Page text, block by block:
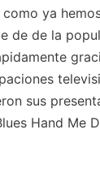
ya
de de la
sus
Hand Me